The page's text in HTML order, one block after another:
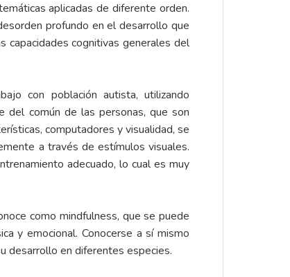
aplicadas de diferente orden.
profundo en el desarrollo que
capacidades cognitivas generales del
con población autista, utilizando
del común de las personas, que son
computadores y visualidad, se
a través de estímulos visuales.
adecuado, lo cual es muy
como mindfulness, que se puede
y emocional. Conocerse a sí mismo
desarrollo en diferentes especies.